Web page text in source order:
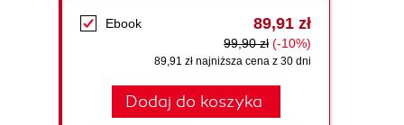
Ebook 89,91 zł
99,90 zł (-10%)
89,91 zł najniższa cena z 30 dni
Dodaj do koszyka